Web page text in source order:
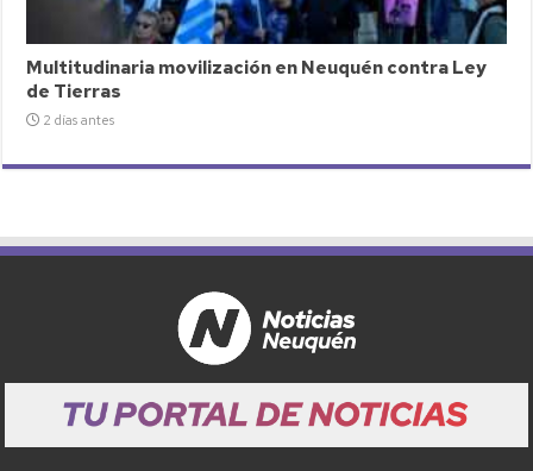
Multitudinaria movilización en Neuquén contra Ley
de Tierras
2 días antes